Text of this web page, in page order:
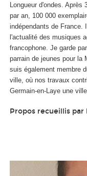
Longueur d'ondes. Après
par an, 100 000
indépendants de France.
l'actualité des musiques
francophone. Je garde
parrain de jeunes pour la
suis également membre
ville, où nos travaux
Germain-en-Laye une
Propos recueillis par